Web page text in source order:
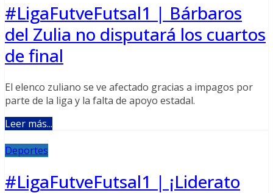
#LigaFutveFutsal1 | Bárbaros
del Zulia no disputará los cuartos
de final
El elenco zuliano se ve afectado gracias a impagos por
parte de la liga y la falta de apoyo estadal.
Leer más...
Deportes
#LigaFutveFutsal1 | ¡Liderato